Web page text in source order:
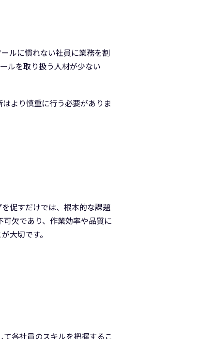
ルに慣れない社員に業務を割
ルを取り扱う人材が少ない
より慎重に行う必要がありま
促すだけでは、根本的な課題
欠であり、作業効率や品質に
大切です。
各社員のスキルを把握するこ